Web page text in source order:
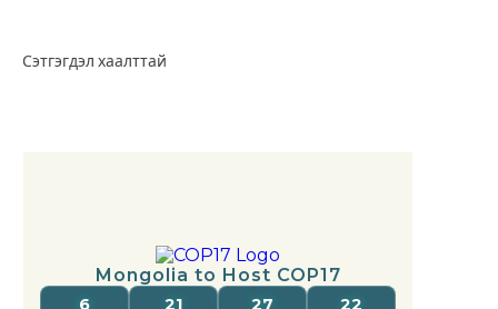
Сэтгэгдэл хаалттай